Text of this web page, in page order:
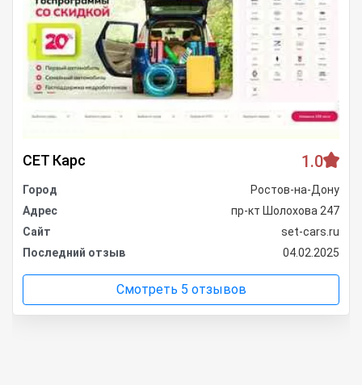
СЕТ Карс 1.0
Город
Ростов-на-Дону
Адрес
пр-кт Шолохова 247
Сайт
set-cars.ru
Последний отзыв
04.02.2025
Смотреть 5 отзывов